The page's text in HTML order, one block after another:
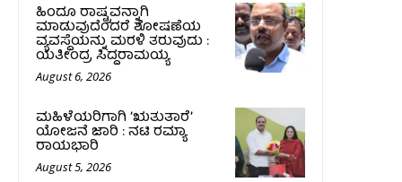
ಹಿಂದೂ ರಾಷ್ಟ್ರವನ್ನಾಗಿ
ಮಾಡುವುದೆಂದರೆ ಶೋಷಣೆಯ
ವ್ಯವಸ್ಥೆಯನ್ನು ಮರಳಿ ತರುವುದು :
ಯತೀಂದ್ರ ಸಿದ್ದರಾಮಯ್ಯ
August 6, 2026
ಮಹಿಳೆಯರಿಗಾಗಿ ʼಋತುತಾರೆʼ
ಯೋಜನೆ ಜಾರಿ : ನಟಿ ರಮ್ಯಾ
ರಾಯಭಾರಿ
August 5, 2026